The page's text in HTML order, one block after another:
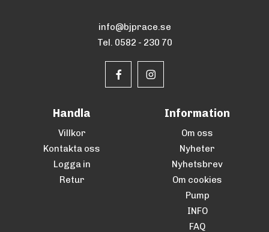
info@bjprace.se
Tel. 0582 - 230 70
Handla
Villkor
Kontakta oss
Logga in
Retur
Information
Om oss
Nyheter
Nyhetsbrev
Om cookies
Pump
INFO
FAQ